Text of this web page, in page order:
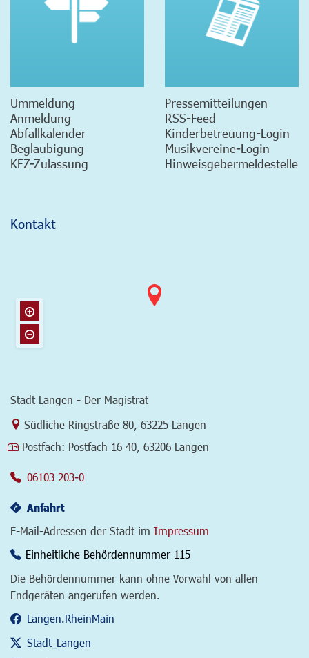
Ummeldung
Anmeldung
Abfallkalender
Beglaubigung
KFZ-Zulassung
Pressemitteilungen
RSS-Feed
Kinderbetreuung-Login
Musikvereine-Login
Hinweisgebermeldestelle
Kontakt
Stadt Langen - Der Magistrat
Link zur Google-Maps Navigation
Südliche Ringstraße 80 63225 Langen
Postfach: Postfach 16 40, 63206 Langen
06103 203-0
Anfahrt
E-Mail-Adressen der Stadt im Impressum
Einheitliche Behördennummer 115
Die Behördennummer kann ohne Vorwahl von allen
Endgeräten angerufen werden.
Langen.RheinMain
Stadt_Langen